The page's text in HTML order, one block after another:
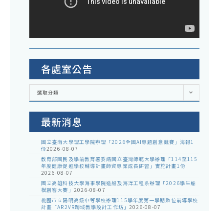
各處室公告
各
室
選取分類
最新消息
國立臺南大學理工學院辦理「2026全國AI專題創意競賽」海報1
份2026-08-07
教育部國民及學前教育署委請國立臺灣師範大學辦理「114至115
年度健康促進學校輔導計畫師資專業成長研習」實施計畫1份
2026-08-07
國立高雄科技大學海事學院造船及海洋工程系辦理「2026學生船
模創客大賽」 2026-08-07
桃園市立陽明高級中等學校辦理115學年度第一學期數位前導學校
計畫「AR2VR跨域教學設計工作坊」 2026-08-07